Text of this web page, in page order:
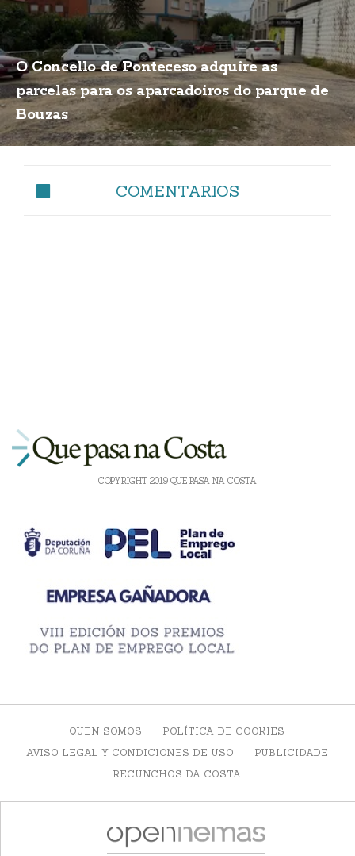
O Concello de Ponteceso adquire as
parcelas para os aparcadoiros do parque de
Bouzas
COMENTARIOS
COPYRIGHT 2019 QUE PASA NA COSTA
QUEN SOMOS
POLÍTICA DE COOKIES
AVISO LEGAL Y CONDICIONES DE USO
PUBLICIDADE
RECUNCHOS DA COSTA